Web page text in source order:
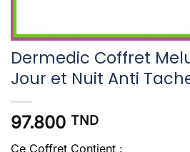
Dermedic Coffret
Jour et Nuit Anti
97.800 TND
Ce Coffret Contient :